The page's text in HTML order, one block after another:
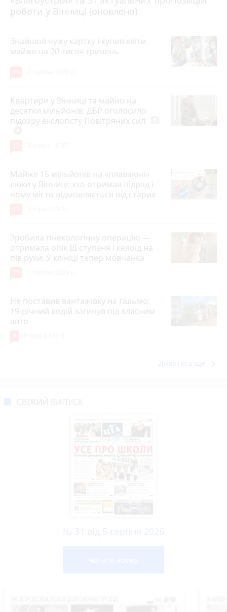
роботи у Вінниці (оновлено)
Знайшов чужу картку і купив квіти
майже на 20 тисяч гривень
Квартири у Вінниці та майно на
десятки мільйонів: ДБР оголосило
підозру екслогісту Повітряних сил
Майже 15 мільйонів на «плаваючі»
люки у Вінниці: хто отримав підряд і
чому місто відмовляється від старих
Зробила гінекологічну операцію —
отримала опік ІІІ ступеня і келоїд на
пів руки. У клініці тепер мовчанка
Не поставив вантажівку на гальмо:
19-річний водій загинув під власним
авто